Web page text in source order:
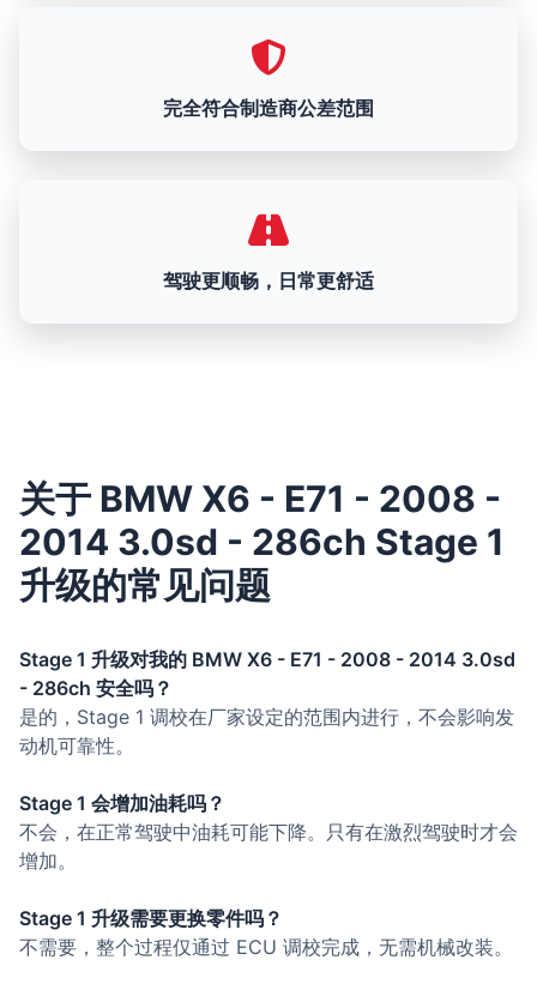
完全符合制造商公差范围
驾驶更顺畅，日常更舒适
关于 BMW X6 - E71 - 2008 -
2014 3.0sd - 286ch Stage 1
升级的常见问题
Stage 1 升级对我的 BMW X6 - E71 - 2008 - 2014 3.0sd
- 286ch 安全吗？
是的，Stage 1 调校在厂家设定的范围内进行，不会影响发
动机可靠性。
Stage 1 会增加油耗吗？
不会，在正常驾驶中油耗可能下降。只有在激烈驾驶时才会
增加。
Stage 1 升级需要更换零件吗？
不需要，整个过程仅通过 ECU 调校完成，无需机械改装。